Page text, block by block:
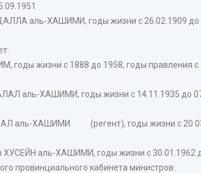
аль-ХАШИМИ, годы жизни с 26.02.1909 до
годы жизни с 1888 до 1958, годы правления с
аль-ХАШИМИ, годы жизни с 14.11.1935 до
аль-ХАШИМИ (регент), годы жизни с
аль-ХАШИМИ, годы жизни с 30.01.1962 до
провинциального кабинета министров: